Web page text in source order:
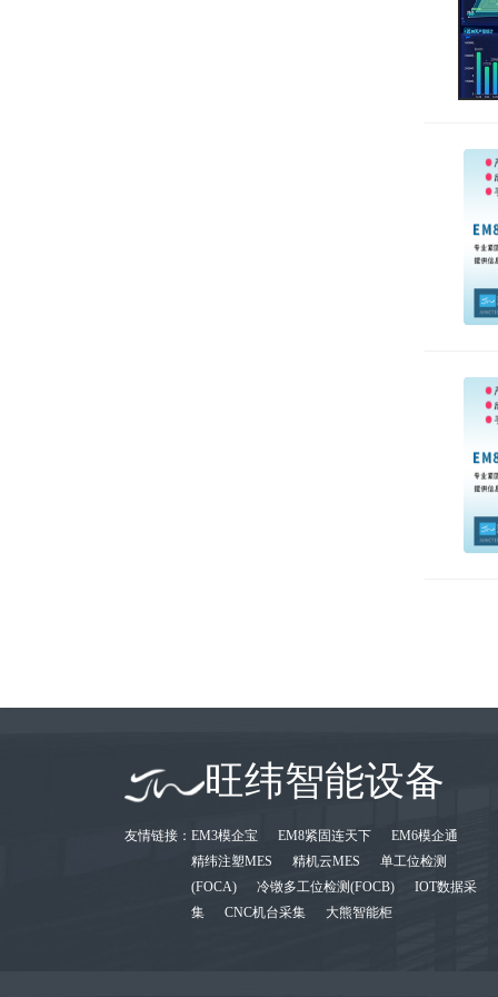
旺纬智能设备
友情链接： EM3模企宝 EM8紧固连天下
EM6模企通
精纬注塑MES
精机云MES
单工位检测
(FOCA)
冷镦多工位检测(FOCB)
IOT数据采
集
CNC机台采集 大熊智能柜